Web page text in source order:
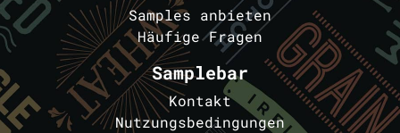
Samples anbieten
Häufige Fragen
Samplebar
Kontakt
Nutzungsbedingungen